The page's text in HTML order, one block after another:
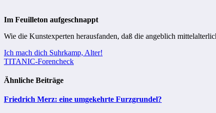
Im Feuilleton aufgeschnappt
Wie die Kunstexperten herausfanden, daß die angeblich
Beitragsnavigation
Ich mach dich Suhrkamp, Alter!
TITANIC-Forencheck
Ähnliche Beiträge
Friedrich Merz: eine umgekehrte Furzgrundel?